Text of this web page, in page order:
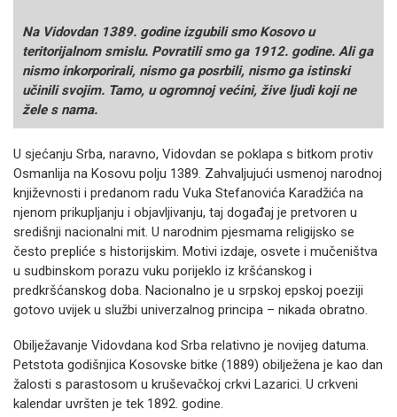
Na Vidovdan 1389. godine izgubili smo Kosovo u
teritorijalnom smislu. Povratili smo ga 1912. godine. Ali ga
nismo inkorporirali, nismo ga posrbili, nismo ga istinski
učinili svojim. Tamo, u ogromnoj većini, žive ljudi koji ne
žele s nama.
U sjećanju Srba, naravno, Vidovdan se poklapa s bitkom protiv
Osmanlija na Kosovu polju 1389. Zahvaljujući usmenoj narodnoj
književnosti i predanom radu Vuka Stefanovića Karadžića na
njenom prikupljanju i objavljivanju, taj događaj je pretvoren u
središnji nacionalni mit. U narodnim pjesmama religijsko se
često prepliće s historijskim. Motivi izdaje, osvete i mučeništva
u sudbinskom porazu vuku porijeklo iz kršćanskog i
predkršćanskog doba. Nacionalno je u srpskoj epskoj poeziji
gotovo uvijek u službi univerzalnog principa – nikada obratno.
Obilježavanje Vidovdana kod Srba relativno je novijeg datuma.
Petstota godišnjica Kosovske bitke (1889) obilježena je kao dan
žalosti s parastosom u kruševačkoj crkvi Lazarici. U crkveni
kalendar uvršten je tek 1892. godine.